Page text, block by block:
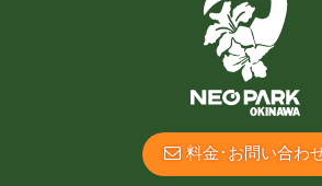
料金･お問い合わ